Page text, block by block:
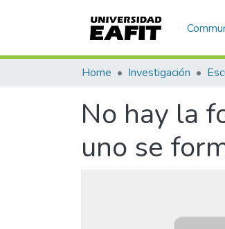
Home Investigación
No hay la
uno se